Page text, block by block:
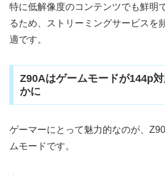
特に低解像度のコンテンツでも鮮明
るため、ストリーミングサービスを
適です。
Z90Aはゲームモードが144p
かに
ゲーマーにとって魅力的なのが、
ムモードです。